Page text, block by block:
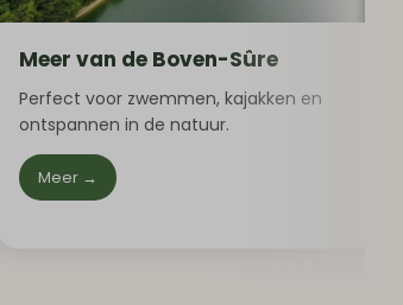
Meer van de Boven-Sûre
Perfect voor zwemmen, kajakken en
ontspannen in de natuur.
Meer →